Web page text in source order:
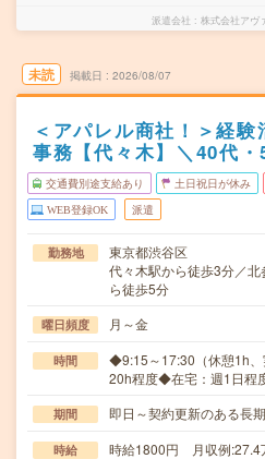
派遣会社 株式会社アヴ
未読 掲載日 2026/08/07
＜アパレル商社！＞経
事務【代々木】＼40代
交通費別途支給あり 土日祝日が休み
WEB登録OK 派遣
勤務地
東京都渋谷区
代々木駅から徒歩3分／
ら徒歩5分
曜日頻度 月～金
時間
◆9:15～17:30（休憩1h
20h程度◆在宅：週1日程
期間 即日～契約更新のある長
時給
時給1800円 月収例:27.4